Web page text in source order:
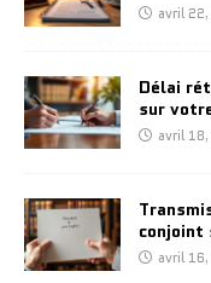
avril
Délai
sur
avril
conjoint
avril